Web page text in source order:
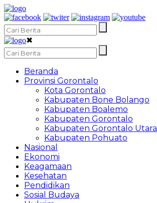
✖
Beranda
Provinsi Gorontalo
Kota Gorontalo
Kabupaten Bone Bolango
Kabupaten Boalemo
Kabupaten Gorontalo
Kabupaten Gorontalo Utara
Kabupaten Pohuato
Nasional
Ekonomi
Keagamaan
Kesehatan
Pendidikan
Sosial Budaya